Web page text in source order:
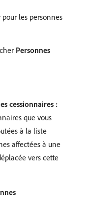
les personnes
Personnes
cessionnaires :
que vous
à la liste
affectées à une
vers cette